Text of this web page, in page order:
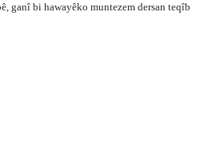
ganî bi hawayêko muntezem dersan teqîb